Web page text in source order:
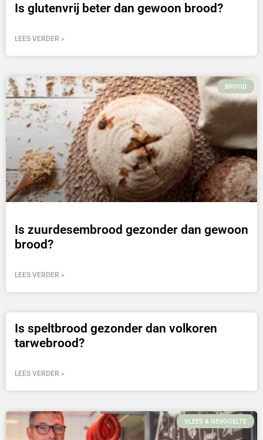
Is glutenvrij beter dan gewoon brood?
LEES VERDER »
BROOD
Is zuurdesembrood gezonder dan gewoon
brood?
LEES VERDER »
Is speltbrood gezonder dan volkoren
tarwebrood?
LEES VERDER »
VLEES & GEVOGELTE